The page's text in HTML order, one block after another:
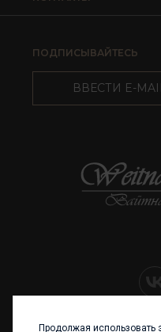
ПОДПИСЫВАЙТЕСЬ
ВВЕСТИ E-
Продолжая использовать